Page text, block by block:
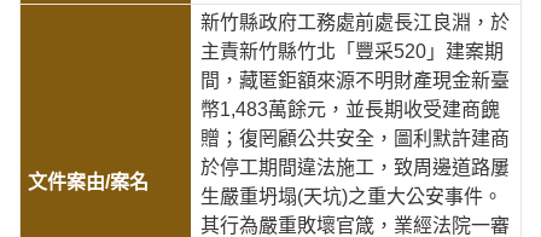
新竹縣政府工務處前處長江良淵，於
主責新竹縣竹北「豐采520」建案期
間，藏匿鉅額來源不明財產現金新臺
幣1,483萬餘元，並長期收受建商餽
贈；復罔顧公共安全，圖利默許建商
於停工期間違法施工，致周邊道路屢
生嚴重坍塌(天坑)之重大公安事件。
其行為嚴重敗壞官箴，業經法院一審